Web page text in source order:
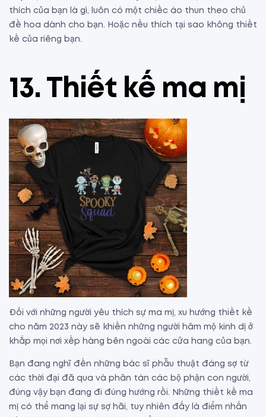
thích của bạn là gì, luôn có một chiếc áo thun theo chủ
đề hoa dành cho bạn. Hoặc nếu thích tại sao không thiết
kế của riêng bạn.
13. Thiết kế ma mị
Đối với những người yêu thích sự ma mị, xu hướng thiết kế
cho năm 2023 này sẽ khiến những người hâm mộ kinh dị ở
khắp mọi nơi xếp hàng bên ngoài các cửa hang của bạn.
Bạn đang nghĩ đến những bác sĩ phẫu thuật đáng sợ từ
các thời đại đã qua và phân tán các bộ phận con người,
đúng vậy bạn đang đi đúng hướng rồi. Những thiết kế ma
mị có thể mang lại sự sợ hãi, tuy nhiên đấy là điểm nhấn